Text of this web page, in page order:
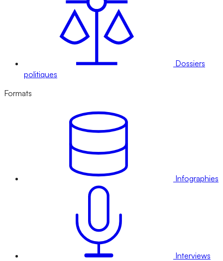
Dossiers
politiques
Formats
Infographies
Interviews